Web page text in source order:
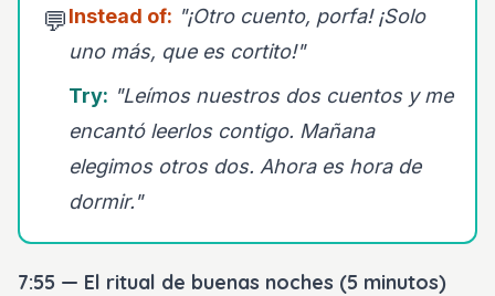
💬Instead of: "¡Otro cuento, porfa! ¡Solo
uno más, que es cortito!"
Try: "Leímos nuestros dos cuentos y me
encantó leerlos contigo. Mañana
elegimos otros dos. Ahora es hora de
dormir."
7:55 — El ritual de buenas noches (5 minutos)